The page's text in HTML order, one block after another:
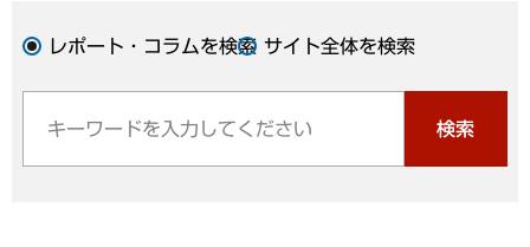
レポート・コラムを検索 サイト全体を検索
検索